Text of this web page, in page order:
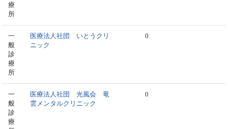
療
所
一
般
診
療
所
医療法人社団 いとうクリ
ニック
0
一
般
診
療
医療法人社団 光風会 竜
雲メンタルクリニック
0